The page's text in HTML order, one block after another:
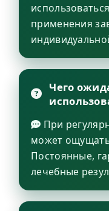
применения
Чего
При
может
Постоянные,
лечебные